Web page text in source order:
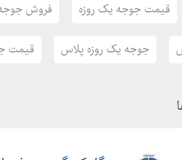
قیمت جوجه یک روزه فروش
جوجه یک روزه پلاس قیمت